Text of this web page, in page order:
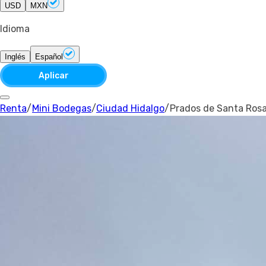
USD MXN
Idioma
Inglés Español
Aplicar
Renta/Mini Bodegas/Ciudad Hidalgo/Prados de Santa